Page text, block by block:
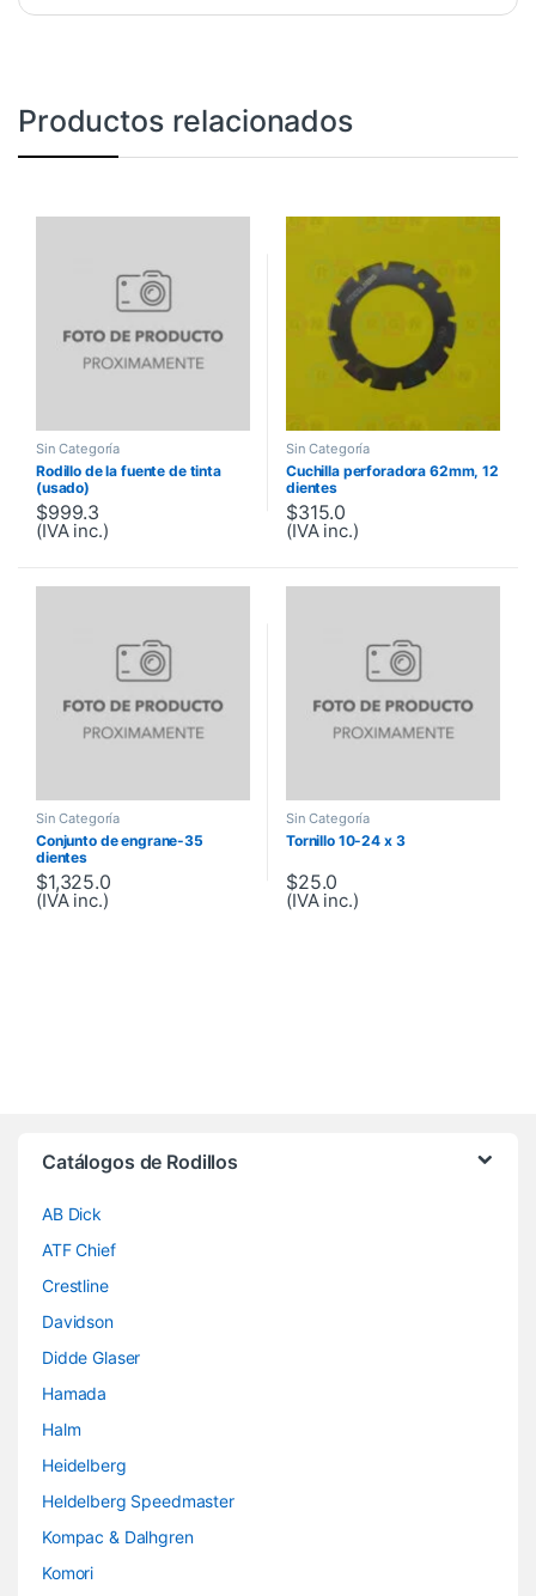
Productos relacionados
Sin Categoría
Rodillo de la fuente de tinta
(usado)
$999.3
(IVA inc.)
Sin Categoría
Cuchilla perforadora 62mm, 12
dientes
$315.0
(IVA inc.)
Sin Categoría
Conjunto de engrane-35
dientes
$1,325.0
(IVA inc.)
Sin Categoría
Tornillo 10-24 x 3
$25.0
(IVA inc.)
Catálogos de Rodillos
AB Dick
ATF Chief
Crestline
Davidson
Didde Glaser
Hamada
Halm
Heidelberg
Heldelberg Speedmaster
Kompac & Dalhgren
Komori